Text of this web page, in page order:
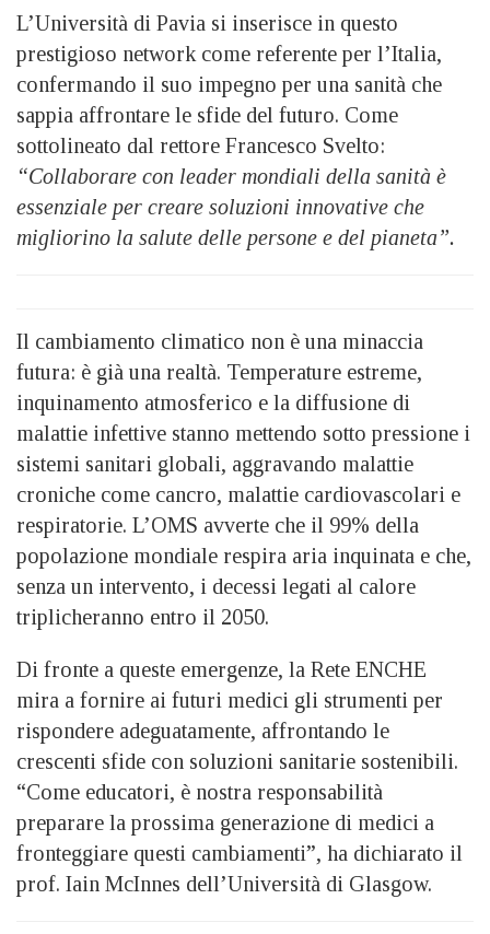
L’Università di Pavia si inserisce in questo
prestigioso network come referente per l’Italia,
confermando il suo impegno per una sanità che
sappia affrontare le sfide del futuro. Come
sottolineato dal rettore Francesco Svelto:
“Collaborare con leader mondiali della sanità è
essenziale per creare soluzioni innovative che
migliorino la salute delle persone e del pianeta”.
Il cambiamento climatico non è una minaccia
futura: è già una realtà. Temperature estreme,
inquinamento atmosferico e la diffusione di
malattie infettive stanno mettendo sotto pressione i
sistemi sanitari globali, aggravando malattie
croniche come cancro, malattie cardiovascolari e
respiratorie. L’OMS avverte che il 99% della
popolazione mondiale respira aria inquinata e che,
senza un intervento, i decessi legati al calore
triplicheranno entro il 2050.
Di fronte a queste emergenze, la Rete ENCHE
mira a fornire ai futuri medici gli strumenti per
rispondere adeguatamente, affrontando le
crescenti sfide con soluzioni sanitarie sostenibili.
“Come educatori, è nostra responsabilità
preparare la prossima generazione di medici a
fronteggiare questi cambiamenti”, ha dichiarato il
prof. Iain McInnes dell’Università di Glasgow.